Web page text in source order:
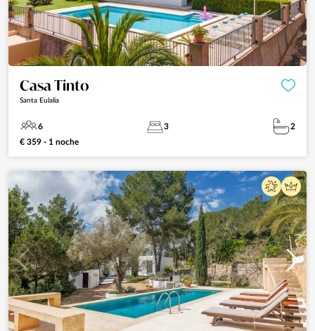
Casa Tinto
Santa Eulalia
6 3
2
€ 359 - 1 noche